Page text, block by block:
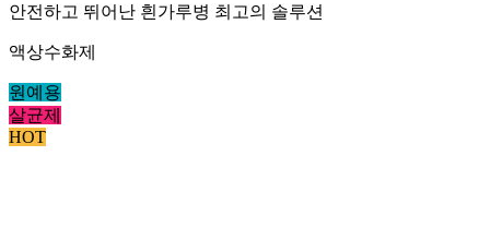
안전하고 뛰어난 흰가루병 최고의 솔루션
액상수화제
원예용
살균제
HOT